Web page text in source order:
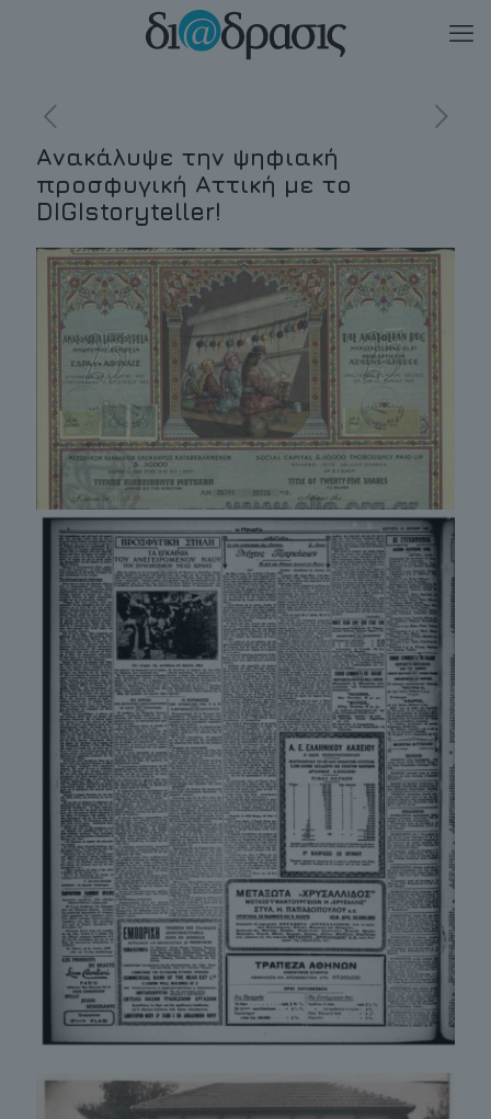
Ανακάλυψε την ψηφιακή
προσφυγική Αττική με το
DIGIstoryteller!